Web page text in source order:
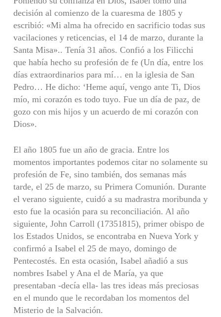
decisión al comienzo de la cuaresma de 1805 y
escribió: «Mi alma ha ofrecido en sacrificio todas sus
vacilaciones y reticencias, el 14 de marzo, durante la
Santa Misa».. Tenía 31 años. Confió a los Filicchi
que había hecho su profesión de fe (Un día, entre los
días extraordinarios para mí… en la iglesia de San
Pedro… He dicho: ‘Heme aquí, vengo ante Ti, Dios
mío, mi corazón es todo tuyo. Fue un día de paz, de
gozo con mis hijos y un acuerdo de mi corazón con
Dios».
El año 1805 fue un año de gracia. Entre los
momentos importantes podemos citar no solamente su
profesión de Fe, sino también, dos semanas más
tarde, el 25 de marzo, su Primera Comunión. Durante
el verano siguiente, cuidó a su madrastra moribunda y
esto fue la ocasión para su reconciliación. Al año
siguiente, John Carroll (17351815), primer obispo de
los Estados Unidos, se encontraba en Nueva York y
confirmó a Isabel el 25 de mayo, domingo de
Pentecostés. En esta ocasión, Isabel añadió a sus
nombres Isabel y Ana el de María, ya que
presentaban -decía ella- las tres ideas más preciosas
en el mundo que le recordaban los momentos del
Misterio de la Salvación.